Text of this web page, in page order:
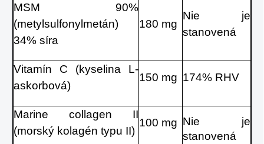
MSM 90%
(metylsulfonylmetán)
34% síra
180 mg
Nie je
stanovená
Vitamín C (kyselina L-
askorbová)
150 mg 174% RHV
Marine collagen II
(morský kolagén typu II)
100 mg Nie je
stanovená